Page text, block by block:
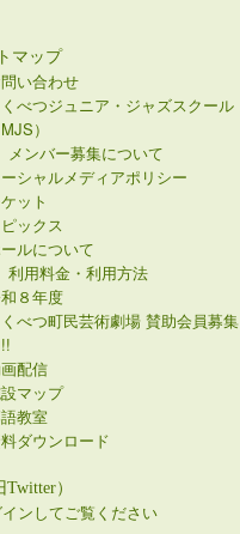
マップ
い合わせ
べつジュニア・ジャズスクール
MJS）
メンバー募集について
シャルメディアポリシー
ット
ピックス
ルについて
利用料金・利用方法
８年度
べつ町民芸術劇場 賛助会員募集
配信
マップ
教室
ダウンロード
）
ンしてご覧ください